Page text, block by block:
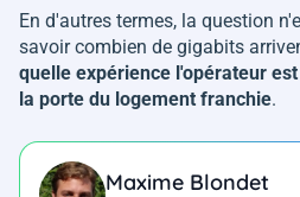
En d'autres termes, la question
savoir combien de gigabits
quelle expérience l'opérateur
la porte du logement franchie.
Maxime Blondet